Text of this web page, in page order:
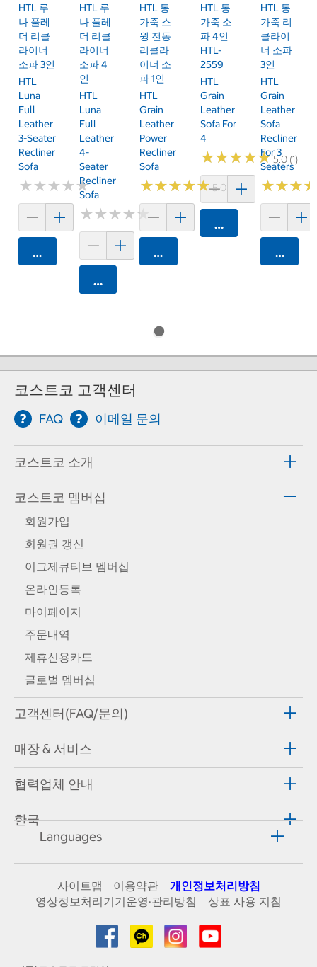
HTL 루
나 풀레
더 리클
라이너
소파 3인
HTL
Luna
Full
Leather
3-Seater
Recliner
Sofa
★★★★★
★★★★★
카트에 담기
HTL 루
나 풀레
더 리클
라이너
소파 4
인
HTL
Luna
Full
Leather
4-
Seater
Recliner
Sofa
★★★★★
★★★★★
카트에 담기
HTL 통
가죽 스
윙 전동
리클라
이너 소
파 1인
HTL
Grain
Leather
Power
Recliner
Sofa
★★★★★
★★★★★5.0 (2)
카트에 담기
HTL 통
가죽 소
파 4인
HTL-
2559
HTL
Grain
Leather
Sofa For
4
★★★★★
★★★★★5.0 (1)
카트에 담기
HTL 통
가죽 리
클라이
너 소파
3인
HTL
Grain
Leather
Sofa
Recliner
For 3
Seaters
★★★
★★★
카트에
코스트코 고객센터
FAQ 이메일 문의
코스트코 소개
코스트코 멤버십
회원가입
회원권 갱신
이그제큐티브 멤버십
온라인등록
마이페이지
주문내역
제휴신용카드
글로벌 멤버십
고객센터(FAQ/문의)
매장 & 서비스
협력업체 안내
한국
Languages
사이트맵 이용약관
개인정보처리방침
영상정보처리기기운영·관리방침
상표 사용 지침